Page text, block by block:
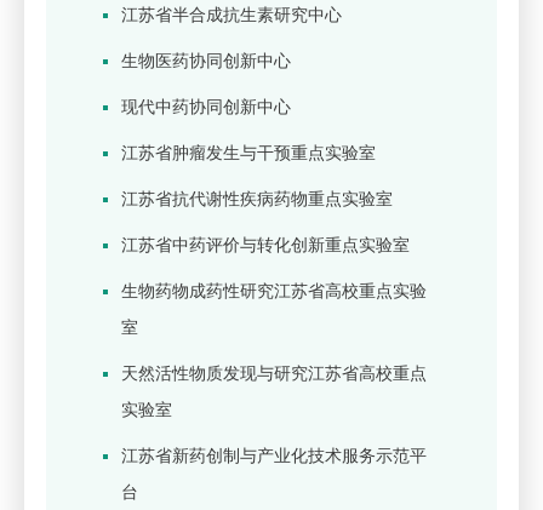
江苏省半合成抗生素研究中心
生物医药协同创新中心
现代中药协同创新中心
江苏省肿瘤发生与干预重点实验室
江苏省抗代谢性疾病药物重点实验室
江苏省中药评价与转化创新重点实验室
生物药物成药性研究江苏省高校重点实验
室
天然活性物质发现与研究江苏省高校重点
实验室
江苏省新药创制与产业化技术服务示范平
台